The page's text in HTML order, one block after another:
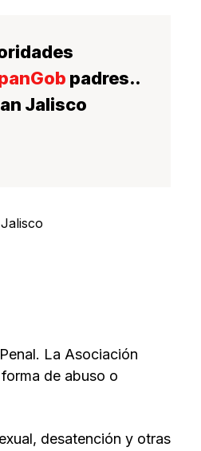
padres..
Jalisco
La Asociación
de abuso o
desatención y otras